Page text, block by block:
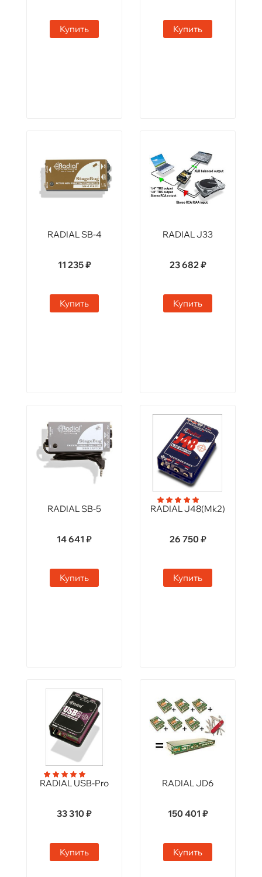
Купить Купить
RADIAL SB-4
11 235 ₽
Купить
RADIAL J33
23 682 ₽
Купить
RADIAL SB-5
14 641 ₽
Купить
RADIAL J48(Mk2)
26 750 ₽
Купить
RADIAL USB-Pro
33 310 ₽
Купить
RADIAL JD6
150 401 ₽
Купить